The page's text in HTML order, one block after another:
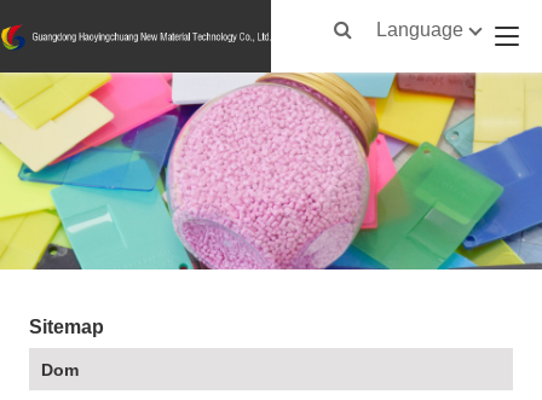
Language
Sitemap
Dom